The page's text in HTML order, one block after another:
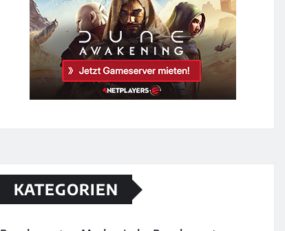
KATEGORIEN